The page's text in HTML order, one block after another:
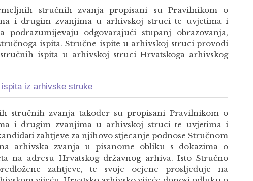
stručnih zvanja propisani su Pravilnikom o
i drugim zvanjima u arhivskoj struci te uvjetima i
podrazumijevaju odgovarajući stupanj obrazovanja,
ispita. Stručne ispite u arhivskoj struci provodi
ispita u arhivskoj struci Hrvatskoga arhivskog
iz arhivske struke
stručnih zvanja također su propisani Pravilnikom o
i drugim zvanjima u arhivskoj struci te uvjetima i
zahtjeve za njihovo stjecanje podnose Stručnom
arhivska zvanja u pisanome obliku s dokazima o
na adresu Hrvatskog državnog arhiva. Isto Stručno
zahtjeve, te svoje ocjene prosljeđuje na